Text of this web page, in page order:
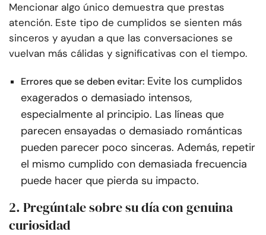
Mencionar algo único demuestra que prestas
atención. Este tipo de cumplidos se sienten más
sinceros y ayudan a que las conversaciones se
vuelvan más cálidas y significativas con el tiempo.
Errores que se deben evitar: Evite los cumplidos
exagerados o demasiado intensos,
especialmente al principio. Las líneas que
parecen ensayadas o demasiado románticas
pueden parecer poco sinceras. Además, repetir
el mismo cumplido con demasiada frecuencia
puede hacer que pierda su impacto.
2. Pregúntale sobre su día con genuina
curiosidad